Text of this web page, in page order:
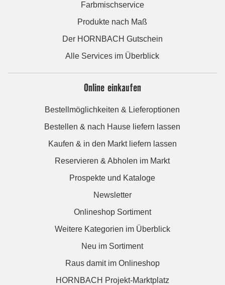
Farbmischservice
Produkte nach Maß
Der HORNBACH Gutschein
Alle Services im Überblick
Online einkaufen
Bestellmöglichkeiten & Lieferoptionen
Bestellen & nach Hause liefern lassen
Kaufen & in den Markt liefern lassen
Reservieren & Abholen im Markt
Prospekte und Kataloge
Newsletter
Onlineshop Sortiment
Weitere Kategorien im Überblick
Neu im Sortiment
Raus damit im Onlineshop
HORNBACH Projekt-Marktplatz